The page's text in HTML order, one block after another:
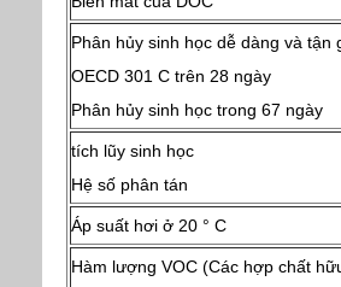
Phân hủy sinh học dễ dàng và tận
OECD 301 C trên 28 ngày
Phân hủy sinh học trong 67 ngày
tích lũy sinh học
Hệ số phân tán
Áp suất hơi ở 20 ° C
Hàm lượng VOC (Các hợp chất